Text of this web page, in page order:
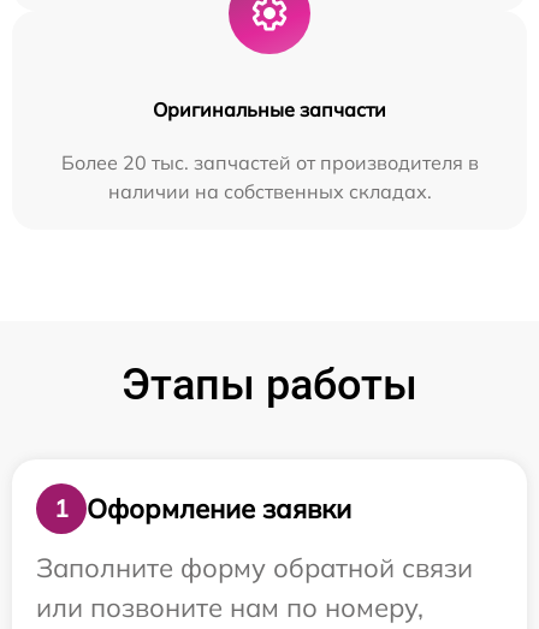
Оригинальные запчасти
Более 20 тыс. запчастей от производителя в
наличии на собственных складах.
Этапы работы
1
Оформление заявки
Заполните форму обратной связи
или позвоните нам по номеру,